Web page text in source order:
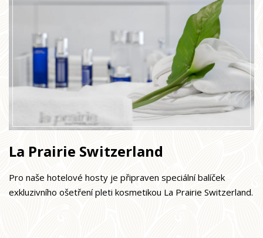
La Prairie Switzerland
Pro naše hotelové hosty je připraven speciální balíček
exkluzivního ošetření pleti kosmetikou La Prairie Switzerland.